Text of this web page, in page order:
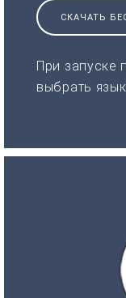
СКАЧАТЬ
При запуске
выбрать